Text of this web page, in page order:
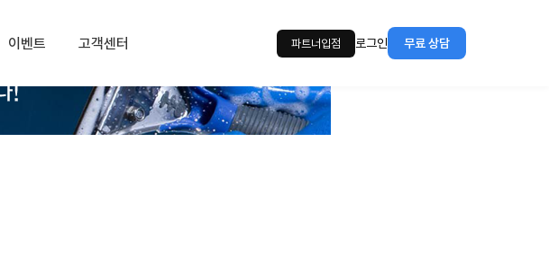
이벤트 고객센터 파트너입점 로그인 무료 상담